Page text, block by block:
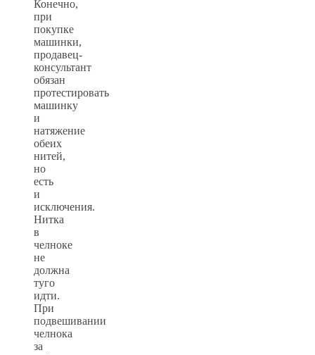
Конечно,
при
покупке
машинки,
продавец-
консультант
обязан
протестировать
машинку
и
натяжение
обеих
нитей,
но
есть
и
исключения.
Нитка
в
челноке
не
должна
туго
идти.
При
подвешивании
челнока
за